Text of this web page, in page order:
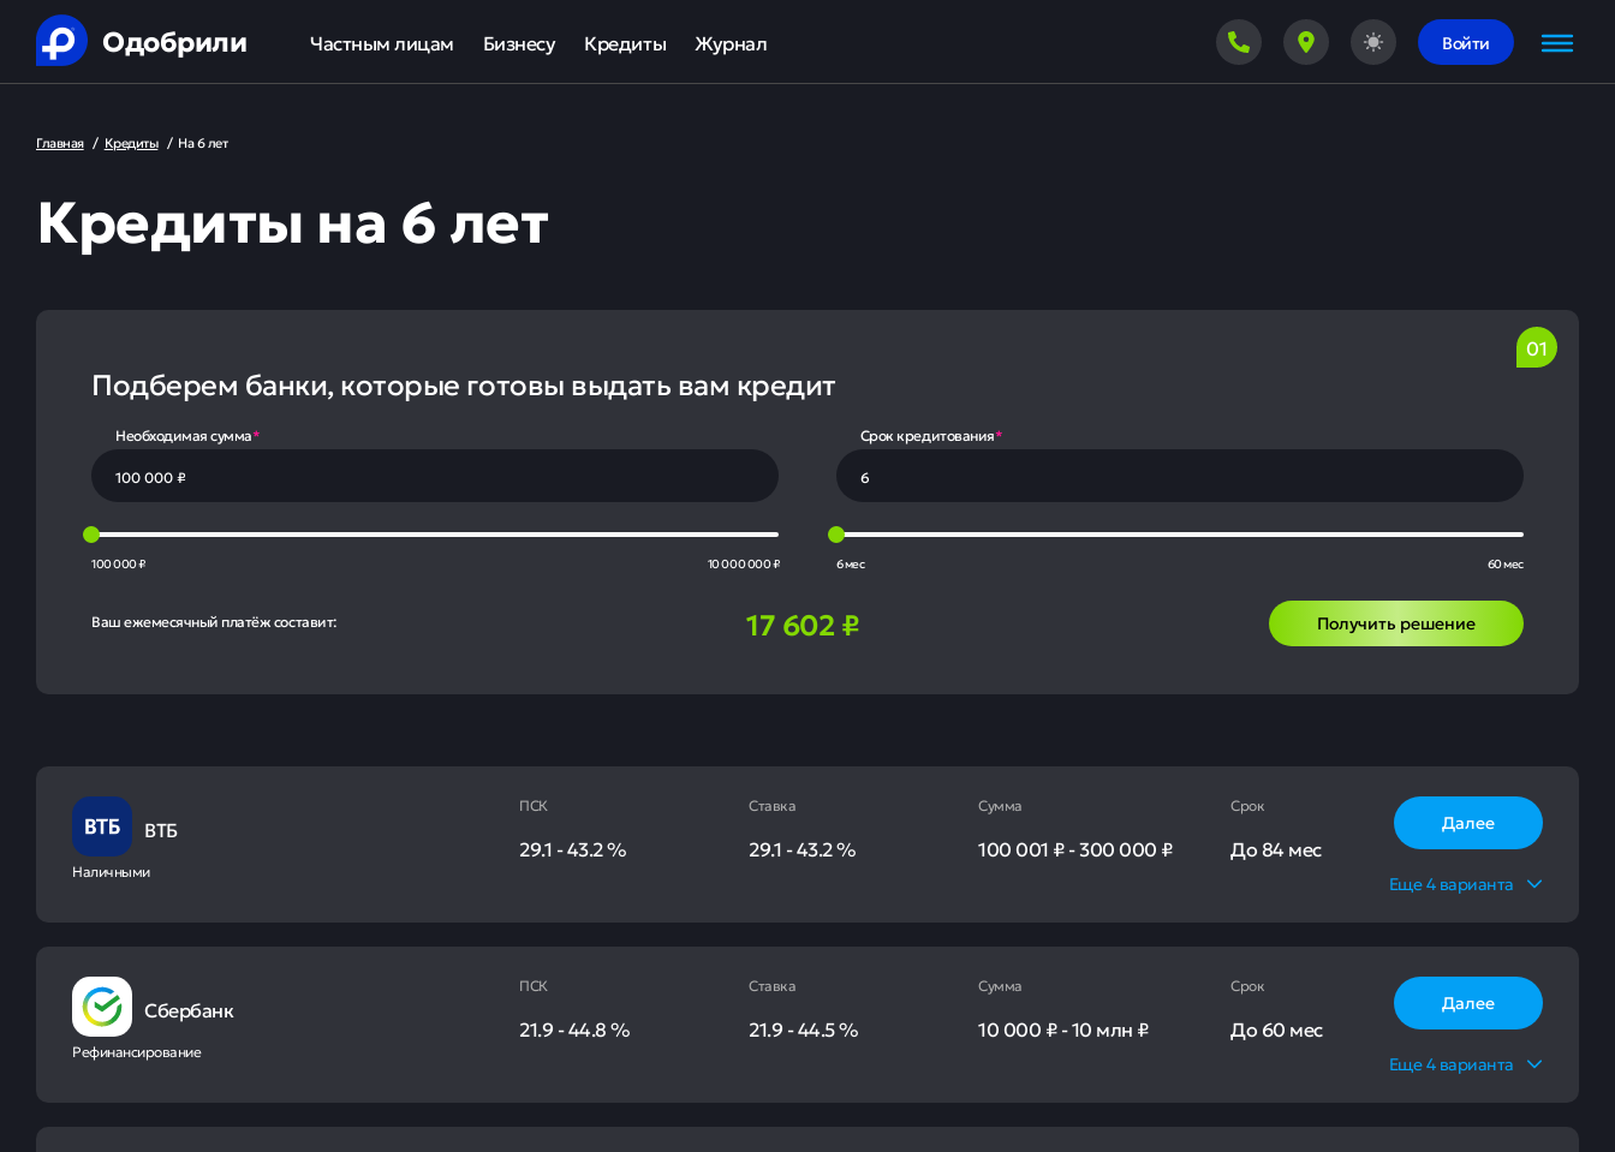
Одобрили Частным лицам
Анализ кредитной истории
Бизнесу Кредиты Журнал Войти
Главная / Кредиты / На 6 лет
Кредиты на 6 лет
Подберем банки, которые готовы выдать вам кредит
Необходимая сумма*
100 000 ₽ 10 000 000 ₽
Срок кредитования*
6 мес 60 мес
Ваш ежемесячный платёж составит: 17 602₽ Получить решение
ВТБ
Наличными
ПСК
29.1-43.2%
Ставка
29.1-43.2%
Сумма
100 001 ₽-300 000 ₽
Срок
До84 мес
Далее
Еще4 варианта
Сбербанк
Рефинансирование
ПСК
21.9-44.8%
Ставка
21.9-44.5%
Сумма
10 000 ₽-10 млн ₽
Срок
До60 мес
Далее
Еще4 варианта